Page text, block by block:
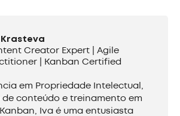
Krasteva
Creator Expert | Agile
| Kanban Certified
em Propriedade Intelectual,
de conteúdo e treinamento em
Kanban, Iva é uma entusiasta